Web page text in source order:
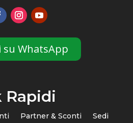
su WhatsApp
Rapidi
Partner & Sconti
Sedi